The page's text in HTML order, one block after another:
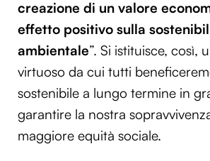
creazione di un valore
effetto positivo sulla
ambientale”. Si istituisce, così,
virtuoso da cui tutti
sostenibile a lungo termine in
garantire la nostra
maggiore equità sociale.